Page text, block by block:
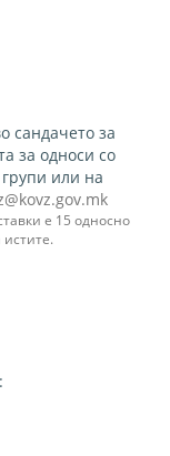
сандачето за
за односи со
или на
е 15 односно